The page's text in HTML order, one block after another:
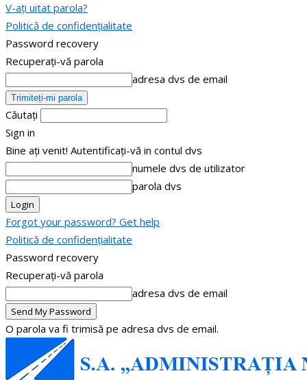
V-ați uitat parola?
Politică de confidențialitate
Password recovery
Recuperați-vă parola
adresa dvs de email
Căutați
Sign in
Bine ați venit! Autentificați-vă in contul dvs
numele dvs de utilizator
parola dvs
Forgot your password? Get help
Politică de confidențialitate
Password recovery
Recuperați-vă parola
adresa dvs de email
O parola va fi trimisă pe adresa dvs de email.